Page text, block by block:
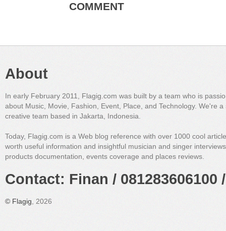
COMMENT
About
In early February 2011, Flagig.com was built by a team who is
about Music, Movie, Fashion, Event, Place, and Technology. We're a
creative team based in Jakarta, Indonesia.
Today, Flagig.com is a Web blog reference with over 1000 cool
worth useful information and insightful musician and singer
products documentation, events coverage and places reviews.
Contact: Finan /
© Flagig , 2026